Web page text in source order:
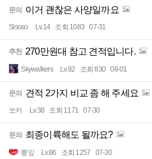
문의 이거 괜찮은 사양일까요
Sisoso Lv.14 조회 1083 07-31
추천 270만원대 참고 견적입니다.
Skywalkers Lv.92 조회 830 08-01
문의 견적 2가지 비교 좀 해 주세요
쏘카 Lv.38 조회 1171 07-30
문의 최종이륙해도 될까요?
뽕잎 Lv.86 조회 1257 07-30